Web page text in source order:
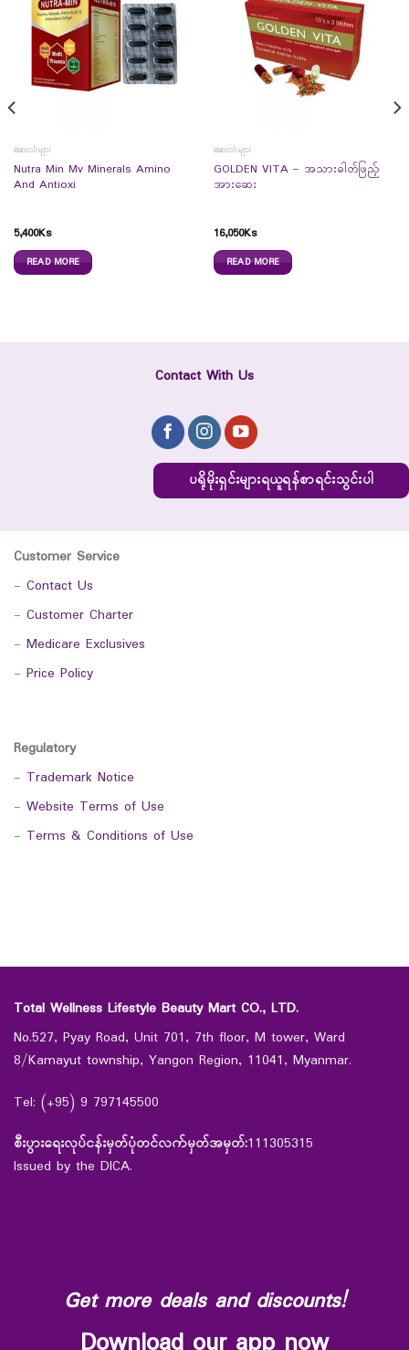
ဆေးဝါးများ
Nutra Min Mv Minerals Amino
And Antioxi
5,400Ks
READ MORE
ဆေးဝါးများ
GOLDEN VITA – အသားဓါတ်ဖြည့်
အားဆေး
16,050Ks
READ MORE
Contact With Us
ပရိုမိုးရှင်းများရယူရန်စာရင်းသွင်းပါ
Customer Service
- Contact Us
- Customer Charter
- Medicare Exclusives
- Price Policy
Regulatory
- Trademark Notice
- Website Terms of Use
- Terms & Conditions of Use
Total Wellness Lifestyle Beauty Mart CO., LTD.
No.527, Pyay Road, Unit 701, 7th floor, M tower, Ward
8/Kamayut township, Yangon Region, 11041, Myanmar.
Tel: (+95) 9 797145500
စီးပွားရေးလုပ်ငန်းမှတ်ပုံတင်လက်မှတ်အမှတ်:111305315
Issued by the DICA.
Get more deals and discounts!